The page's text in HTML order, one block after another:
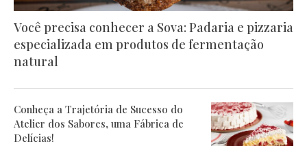
Você precisa conhecer a Sova: Padaria e pizzaria
especializada em produtos de fermentação
natural
Conheça a Trajetória de Sucesso do
Atelier dos Sabores, uma Fábrica de
Delícias!